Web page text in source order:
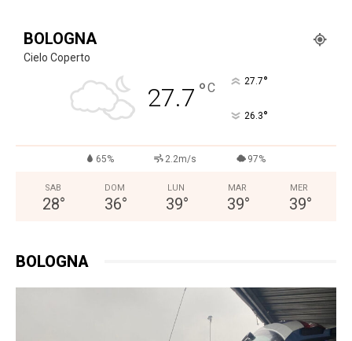
BOLOGNA
Cielo Coperto
27.7 °C 27.7°
26.3°
65% 2.2m/s 97%
SAB
28°
DOM
36°
LUN
39°
MAR
39°
MER
39°
BOLOGNA